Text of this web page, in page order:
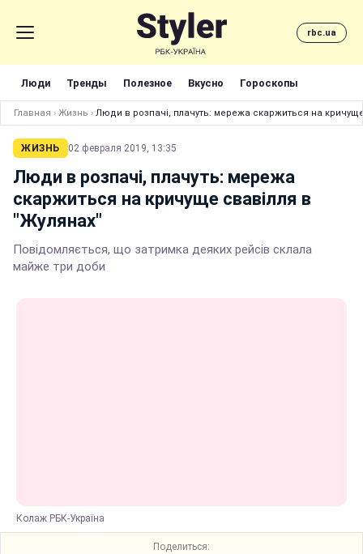
rbc.ua
Люди Тренды Полезное Вкусно Гороскопы
Главная › Жизнь › Люди в розпачі, плачуть: мережа скаржиться на
ЖИЗНЬ 02 февраля 2019, 13:35
Люди в розпачі, плачуть: мережа
скаржиться на кричуще свавілля в
"Жулянах"
Повідомляється, що затримка деяких рейсів склала
майже три доби
Колаж РБК-Україна
Поделиться: